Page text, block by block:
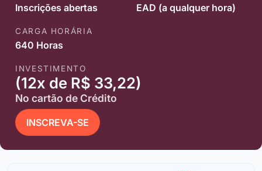
Inscrições abertas EAD (a qualquer hora)
CARGA HORÁRIA
640 Horas
INVESTIMENTO
(12x de R$ 33,22)
No cartão de Crédito
INSCREVA-SE